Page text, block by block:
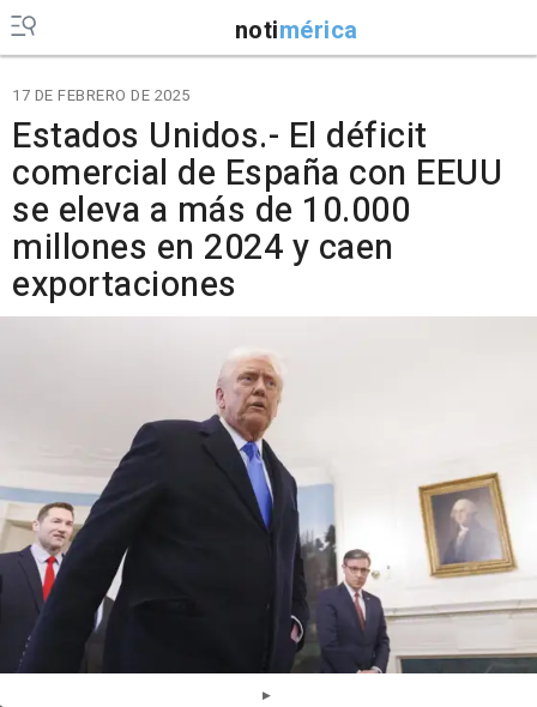
notimérica
17 DE FEBRERO DE 2025
Estados Unidos.- El déficit
comercial de España con EEUU
se eleva a más de 10.000
millones en 2024 y caen
exportaciones